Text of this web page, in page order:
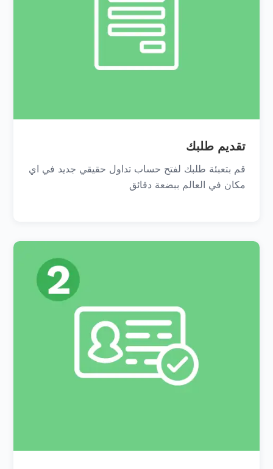
تقديم طلبك
قم بتعبئة طلبك لفتح حساب تداول حقيقي جديد في اي
مكان في العالم ببضعة دقائق